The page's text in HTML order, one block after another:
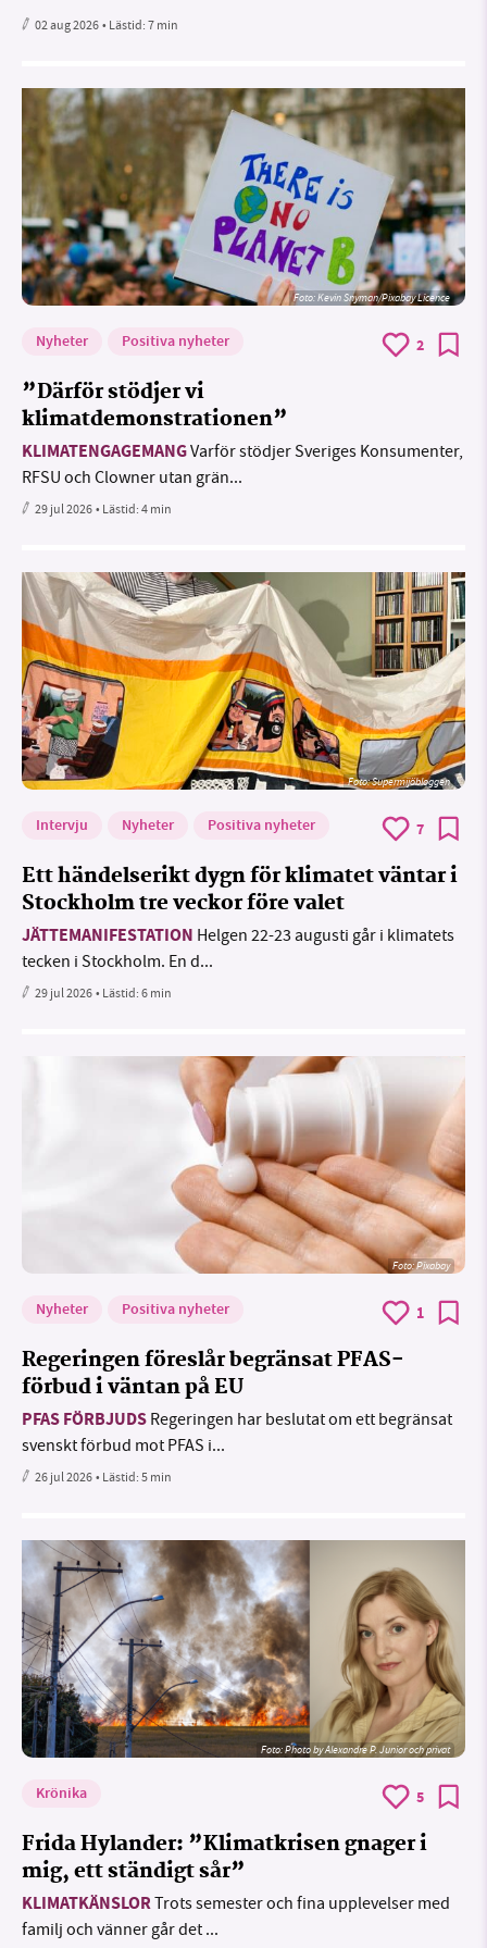
02 aug 2026• Lästid:7 min
Foto:Kevin Snyman/Pixabay Licence
Nyheter Positiva nyheter 2
”Därför stödjer vi
klimatdemonstrationen”
KLIMATENGAGEMANGVarför stödjer Sveriges Konsumenter,
RFSU och Clowner utan grän...
29 jul 2026• Lästid:4 min
Foto: Supermijöbloggen
Intervju Nyheter Positiva nyheter 7
Ett händelserikt dygn för klimatet väntar i
Stockholm tre veckor före valet
JÄTTEMANIFESTATION Helgen 22-23 augusti går i klimatets
tecken i Stockholm. En d...
29 jul 2026• Lästid:6 min
Foto:Pixabay
Nyheter Positiva nyheter 1
Regeringen föreslår begränsat PFAS-
förbud i väntan på EU
PFAS FÖRBJUDS Regeringen har beslutat om ett begränsat
svenskt förbud mot PFAS i...
26 jul 2026• Lästid:5 min
Foto:Photo by Alexandre P. Junior och privat
Krönika 5
Frida Hylander: ”Klimatkrisen gnager i
mig, ett ständigt sår”
KLIMATKÄNSLORTrots semester och fina upplevelser med
familj och vänner går det ...